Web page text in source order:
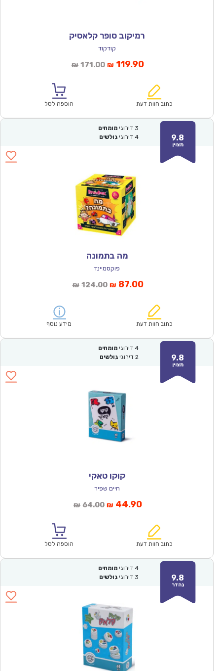
רמיקוב סופר קלאסיק
קודקוד
₪ 171.00המחיר
₪171.00.
₪ 119.90המחיר
הוא:
כתוב חוות דעת הוספה לסל
9.8
מצוין
3 דירוגי מומחים
4 דירוגי גולשים
מה בתמונה
פוקסמיינד
₪ 124.00המחיר
₪124.00.
₪ 87.00המחיר
הוא:
כתוב חוות דעת מידע נוסף
9.8
מצוין
4 דירוגי מומחים
2 דירוגי גולשים
קוקו טאקי
חיים שפיר
₪ 64.00המחיר
₪64.00.
₪ 44.90המחיר
הוא:
כתוב חוות דעת הוספה לסל
9.8
נהדר
4 דירוגי מומחים
3 דירוגי גולשים